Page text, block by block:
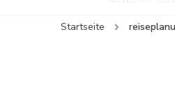
Startseite